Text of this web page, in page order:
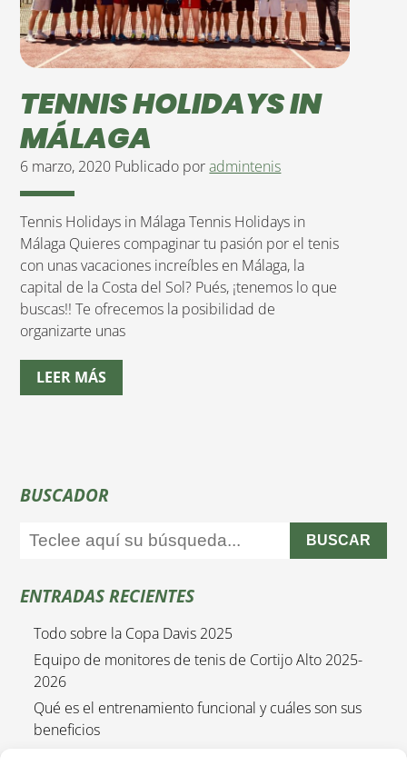
TENNIS HOLIDAYS IN
MÁLAGA
6 marzo, 2020 Publicado poradmintenis
Tennis Holidays in Málaga Tennis Holidays in
Málaga Quieres compaginar tu pasión por el tenis
con unas vacaciones increíbles en Málaga, la
capital de la Costa del Sol? Pués, ¡tenemos lo que
buscas!! Te ofrecemos la posibilidad de
organizarte unas
LEER MÁS
BUSCADOR
BUSCAR
ENTRADAS RECIENTES
Todo sobre la Copa Davis 2025
Equipo de monitores de tenis de Cortijo Alto 2025-
2026
Qué es el entrenamiento funcional y cuáles son sus
beneficios